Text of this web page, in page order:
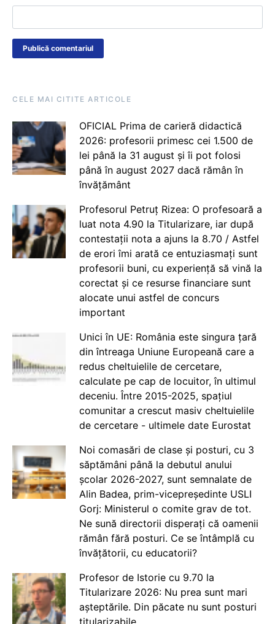
CELE MAI CITITE ARTICOLE
OFICIAL Prima de carieră didactică
2026: profesorii primesc cei 1.500 de
lei până la 31 august și îi pot folosi
până în august 2027 dacă rămân în
învățământ
Profesorul Petruț Rizea: O profesoară a
luat nota 4.90 la Titularizare, iar după
contestații nota a ajuns la 8.70 / Astfel
de erori îmi arată ce entuziasmați sunt
profesorii buni, cu experiență să vină la
corectat și ce resurse financiare sunt
alocate unui astfel de concurs
important
Unici în UE: România este singura țară
din întreaga Uniune Europeană care a
redus cheltuielile de cercetare,
calculate pe cap de locuitor, în ultimul
deceniu. Între 2015-2025, spațiul
comunitar a crescut masiv cheltuielile
de cercetare - ultimele date Eurostat
Noi comasări de clase și posturi, cu 3
săptămâni până la debutul anului
școlar 2026-2027, sunt semnalate de
Alin Badea, prim-vicepreședinte USLI
Gorj: Ministerul o comite grav de tot.
Ne sună directorii disperați că oamenii
rămân fără posturi. Ce se întâmplă cu
învățătorii, cu educatorii?
Profesor de Istorie cu 9.70 la
Titularizare 2026: Nu prea sunt mari
așteptările. Din păcate nu sunt posturi
titularizabile